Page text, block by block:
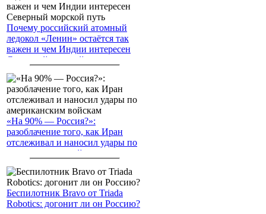
Почему российский атомный
ледокол «Ленин» остаётся так
важен и чем Индии интересен
Северный морской путь
«На 90% — Россия?»:
разоблачение того, как Иран
отслеживал и наносил удары по
американским войскам
Беспилотник Bravo от Triada
Robotics: догонит ли он Россию?